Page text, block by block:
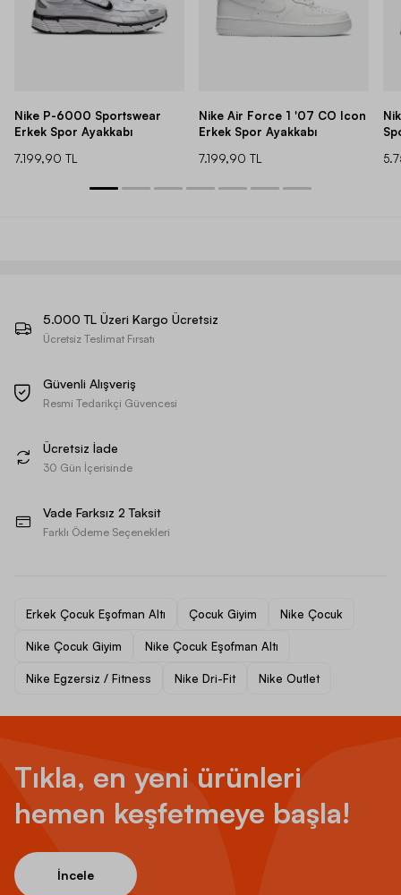
Nike P-6000 Sportswear
Erkek Spor Ayakkabı
7.199,90 TL
Nike Air Force 1 '07 CO Icon
Erkek Spor Ayakkabı
7.199,90 TL
5.000 TL Üzeri Kargo Ücretsiz
Ücretsiz Teslimat Fırsatı
Güvenli Alışveriş
Resmi Tedarikçi Güvencesi
Ücretsiz İade
30 Gün İçerisinde
Vade Farksız 2 Taksit
Farklı Ödeme Seçenekleri
Erkek Çocuk Eşofman Altı Çocuk Giyim Nike Çocuk
Nike Çocuk Giyim Nike Çocuk Eşofman Altı
Nike Egzersiz / Fitness Nike Dri-Fit Nike Outlet
Tıkla, en yeni ürünleri
hemen keşfetmeye başla!
İncele